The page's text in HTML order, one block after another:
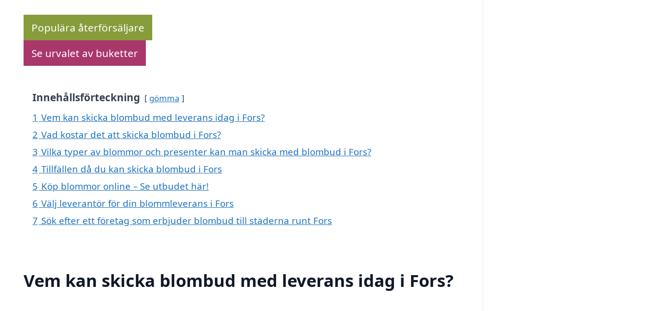
Populära återförsäljare
Se urvalet av buketter
Innehållsförteckning gömma
1 Vem kan skicka blombud med leverans idag i Fors?
2 Vad kostar det att skicka blombud i Fors?
3 Vilka typer av blommor och presenter kan man skicka med blombud i Fors?
4 Tillfällen då du kan skicka blombud i Fors
5 Köp blommor online – Se utbudet här!
6 Välj leverantör för din blommleverans i Fors
7 Sök efter ett företag som erbjuder blombud till städerna runt Fors
Vem kan skicka blombud med leverans idag i Fors?